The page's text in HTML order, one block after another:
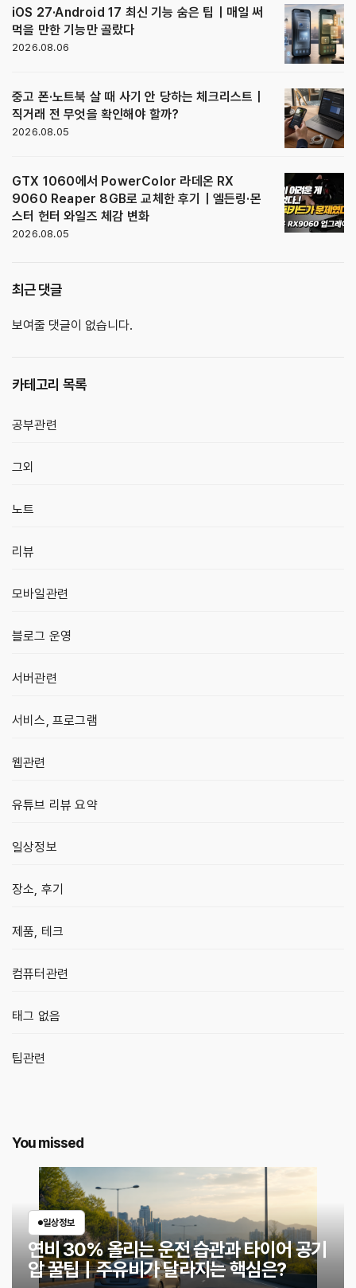
iOS 27·Android 17 최신 기능 숨은 팁｜매일 써
먹을 만한 기능만 골랐다
2026.08.06
중고 폰·노트북 살 때 사기 안 당하는 체크리스트｜
직거래 전 무엇을 확인해야 할까?
2026.08.05
GTX 1060에서 PowerColor 라데온 RX
9060 Reaper 8GB로 교체한 후기｜엘든링·몬
스터 헌터 와일즈 체감 변화
2026.08.05
최근 댓글
보여줄 댓글이 없습니다.
카테고리 목록
공부관련
그외
노트
리뷰
모바일관련
블로그 운영
서버관련
서비스, 프로그램
웹관련
유튜브 리뷰 요약
일상정보
장소, 후기
제품, 테크
컴퓨터관련
태그 없음
팁관련
You missed
일상정보
연비 30% 올리는 운전 습관과 타이어 공기
압 꿀팁｜주유비가 달라지는 핵심은?